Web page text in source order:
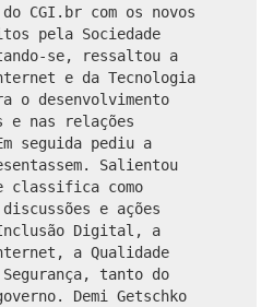
CGI.br com os novos
pela Sociedade
se, ressaltou a
e da Tecnologia
o desenvolvimento
e nas relações
seguida pediu a
Salientou
classifica como
e ações
Digital, a
a Qualidade
tanto do
Demi Getschko